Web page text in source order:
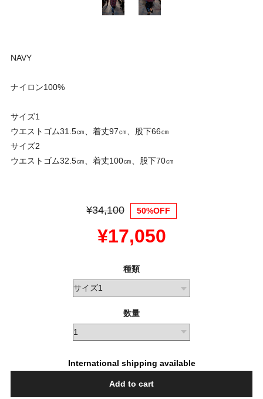
NAVY
ナイロン100%
サイズ1
ウエストゴム31.5㎝、着丈97㎝、股下66㎝
サイズ2
ウエストゴム32.5㎝、着丈100㎝、股下70㎝
¥34,100 50%OFF
¥17,050
種類
数量
International shipping available
Add to cart